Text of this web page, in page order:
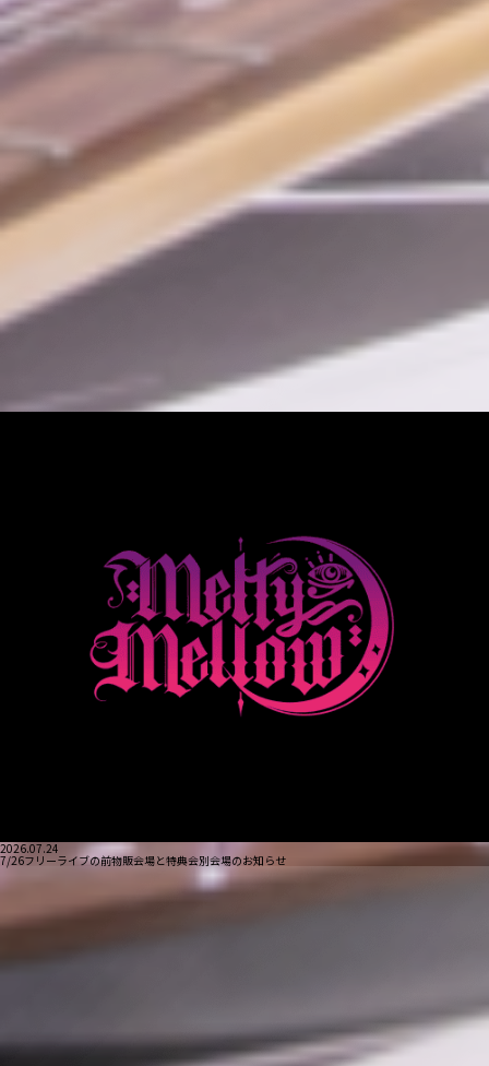
2026.07.24
7/26フリーライブの前物販会場と特典会別会場のお知らせ